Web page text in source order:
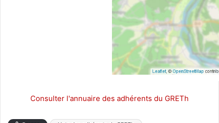
Consulter l'annuaire des adhérents du GRETh